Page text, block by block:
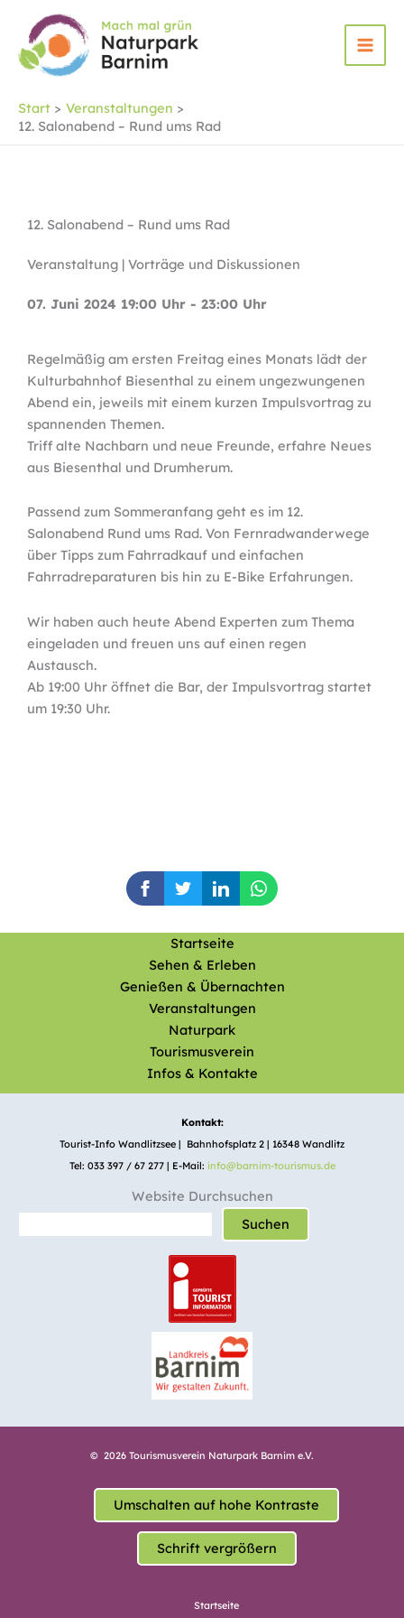
Inhalt
springen
Start
Veranstaltungen
12. Salonabend – Rund ums Rad
12. Salonabend – Rund ums Rad
Veranstaltung | Vorträge und Diskussionen
07. Juni 2024 19:00 Uhr - 23:00 Uhr
Regelmäßig am ersten Freitag eines Monats lädt der
Kulturbahnhof Biesenthal zu einem ungezwungenen
Abend ein, jeweils mit einem kurzen Impulsvortrag zu
spannenden Themen.
Triff alte Nachbarn und neue Freunde, erfahre Neues
aus Biesenthal und Drumherum.
Passend zum Sommeranfang geht es im 12.
Salonabend Rund ums Rad. Von Fernradwanderwege
über Tipps zum Fahrradkauf und einfachen
Fahrradreparaturen bis hin zu E-Bike Erfahrungen.
Wir haben auch heute Abend Experten zum Thema
eingeladen und freuen uns auf einen regen
Austausch.
Ab 19:00 Uhr öffnet die Bar, der Impulsvortrag startet
um 19:30 Uhr.
Startseite
Sehen & Erleben
Genießen & Übernachten
Veranstaltungen
Naturpark
Tourismusverein
Infos & Kontakte
Kontakt:
Tourist-Info Wandlitzsee | Bahnhofsplatz 2 | 16348 Wandlitz
Tel: 033 397 / 67 277 | E-Mail: info@barnim-tourismus.de
Website Durchsuchen
Suchen
© 2026 Tourismusverein Naturpark Barnim e.V.
Umschalten auf hohe Kontraste
Schrift vergrößern
Startseite